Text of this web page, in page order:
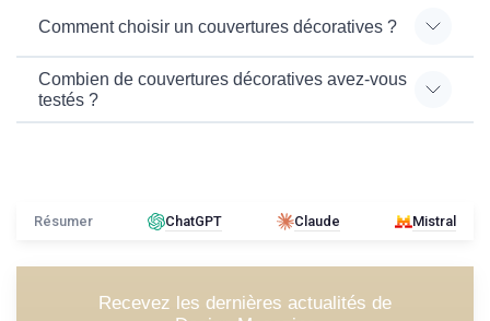
Comment choisir un couvertures décoratives ?
Combien de couvertures décoratives avez-vous
testés ?
Résumer ChatGPT Claude Mistral
Recevez les dernières actualités de